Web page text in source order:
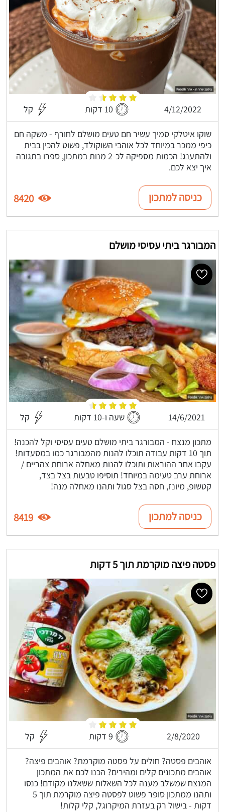
4/12/2022 10 דקות קל
שוקו איטלקי סמיך עשיר חם טעים מושלם לחורף - משקה חם
כיפי ממכר במיוחד לכל אוהבי השוקולד, פשוט להכין בבית
ולהתענג! הכמות מספיקה לכ-2 מנות במתכון, ספרו בתגובה
איך יצא לכם.
כניסה למתכון 8420
המבורגר ביתי עסיסי מושלם
14/6/2021 שעה ו-10 דקות קל
מתכון מנצח - המבורגר ביתי מושלם טעים עסיסי וקל להכנה!
תוך 10 דקות עבודה תוכלו להנות מהמבורגר כמו במסעדות!
עקבו אחר ההוראות ותוכלו להנות מאחלה ארוחת צהריים /
ארוחת ערב טעימה במיוחד! תוסיפו טבעות בצל בצד,
קטשופ, מיונז, חסה בצל סגול ותהנו מאחלה מנה!
כניסה למתכון 8419
פסטה פיצה מוקרמת תוך 5 דקות
2/8/2020 9 דקות קל
אוהבים פסטה? חולים על פסטה מוקרמת? אוהבים פיצה?
אוהבים מתכונים קלים ומהירים? הכנו לכם את המתכון
המנצח שמשלב מענה לכל השאלות ששאלנו מקודם! כנסו
ותהנו ממתכון סופר פשוט לפסטה פיצה מוקרמת תוך 5
דקות - בישול רק בעזרת המיקרוגל, קלי קלות!